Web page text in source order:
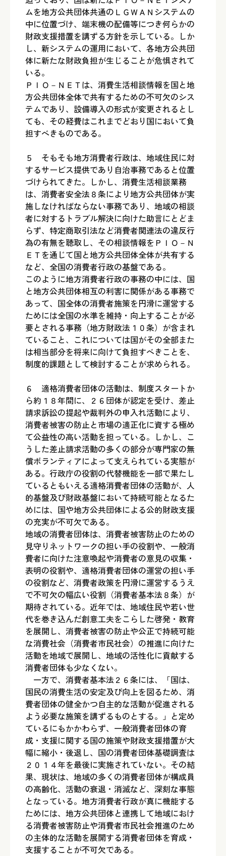
ムを地方公共団体共通のＬＧＷＡＮシステムの
中に位置づけ、端末機の配備等につき何らかの
財政支援措置を講ずる方針を示している。しか
し、新システムの運用において、各地方公共団
体に新たな財政負担が生じることが危惧されて
いる。
ＰＩＯ－ＮＥＴは、消費生活相談情報を国と地
方公共団体全体で共有するための不可欠のシス
テムであり、設備導入の形式が変更されるとし
ても、その経費はこれまでどおり国において負
担すべきものである。
５ そもそも地方消費者行政は、地域住民に対
するサービス提供であり自治事務であると位置
づけられてきた。しかし、消費生活相談業務
は、消費者安全法８条により地方公共団体が実
施しなければならない事務であり、地域の相談
者に対するトラブル解決に向けた助言にとどま
らず、特定商取引法など消費者関連法の違反行
為の有無を聴取し、その相談情報をＰＩＯ－Ｎ
ＥＴを通じて国と地方公共団体全体が共有する
など、全国の消費者行政の基盤である。
このように地方消費者行政の事務の中には、国
と地方公共団体相互の利害に関係がある事務で
あって、国全体の消費者施策を円滑に運営する
ためには全国の水準を維持・向上することが必
要とされる事務（地方財政法１０条）が含まれ
ていること、これについては国がその全部また
は相当部分を将来に向けて負担すべきことを、
制度的課題として検討することが求められる。
６ 適格消費者団体の活動は、制度スタートか
ら約１８年間に、２６団体が認定を受け、差止
請求訴訟の提起や裁判外の申入れ活動により、
消費者被害の防止と市場の適正化に資する極め
て公益性の高い活動を担っている。しかし、こ
うした差止請求活動の多くの部分が専門家の無
償ボランティアによって支えられている実態が
ある。行政庁の役割の代替機能を一部で果たし
ているともいえる適格消費者団体の活動が、人
的基盤及び財政基盤において持続可能となるた
めには、国や地方公共団体による公的財政支援
の充実が不可欠である。
地域の消費者団体は、消費者被害防止のための
見守りネットワークの担い手の役割や、一般消
費者に向けた注意喚起や消費者の意見の収集・
表明の役割や、適格消費者団体の運営の担い手
の役割など、消費者政策を円滑に運営するうえ
で不可欠の幅広い役割（消費者基本法８条）が
期待されている。近年では、地域住民や若い世
代を巻き込んだ創意工夫をこらした啓発・教育
を展開し、消費者被害の防止や公正で持続可能
な消費社会（消費者市民社会）の推進に向けた
活動を地域で展開し、地域の活性化に貢献する
消費者団体も少なくない。
一方で、消費者基本法２６条には、「国は、
国民の消費生活の安定及び向上を図るため、消
費者団体の健全かつ自主的な活動が促進される
よう必要な施策を講ずるものとする。」と定め
ているにもかかわらず、一般消費者団体の育
成・支援に関する国の施策や財政支援措置が大
幅に縮小・後退し、国の消費者団体基礎調査は
２０１４年を最後に実施されていない。その結
果、現状は、地域の多くの消費者団体が構成員
の高齢化、活動の衰退・消滅など、深刻な事態
となっている。地方消費者行政が真に機能する
ためには、地方公共団体と連携して地域におけ
る消費者被害防止や消費者市民社会推進のため
の主体的な活動を展開する消費者団体を育成・
支援することが不可欠である。